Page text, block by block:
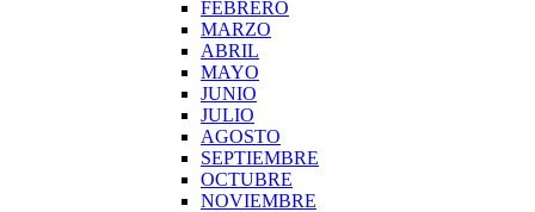
FEBRERO
MARZO
ABRIL
MAYO
JUNIO
JULIO
AGOSTO
SEPTIEMBRE
OCTUBRE
NOVIEMBRE